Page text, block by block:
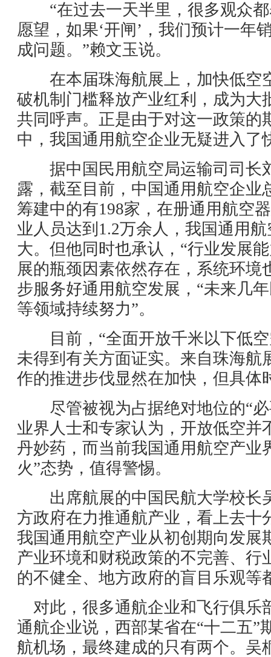
“在过去一天半里，很多观众都
愿望，如果‘开闸’，我们预计一年
成问题。”赖文玉说。
在本届珠海航展上，加快低空
破机制门槛释放产业红利，成为大
共同呼声。正是由于对这一政策的
中，我国通用航空企业无疑进入了
据中国民用航空局运输司司长
露，截至目前，中国通用航空企业
筹建中的有198家，在册通用航空
业人员达到1.2万余人，我国通用
大。但他同时也承认，“行业发展
展的瓶颈因素依然存在，系统环境
步服务好通用航空发展，“未来几
等领域持续努力”。
目前，“全面开放千米以下低空
未得到有关方面证实。来自珠海航
作的推进步伐显然在加快，但具体
尽管被视为占据绝对地位的“必
业界人士和专家认为，开放低空并
丹妙药，而当前我国通用航空产业
火”态势，值得警惕。
出席航展的中国民航大学校长
方政府在力推通航产业，看上去十
我国通用航空产业从初创期向发展
产业环境和财税政策的不完善、行
的不健全、地方政府的盲目乐观等
对此，很多通航企业和飞行俱乐
通航企业说，西部某省在“十二五”
航机场，最终建成的只有两个。吴